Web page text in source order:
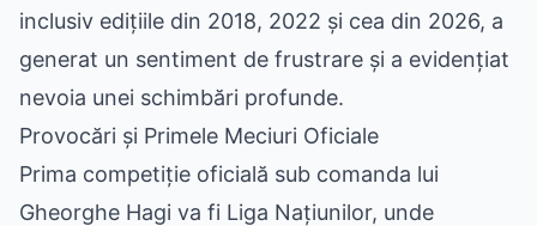
inclusiv edițiile din 2018, 2022 și cea din 2026, a
generat un sentiment de frustrare și a evidențiat
nevoia unei schimbări profunde.
Provocări și Primele Meciuri Oficiale
Prima competiție oficială sub comanda lui
Gheorghe Hagi va fi Liga Națiunilor, unde